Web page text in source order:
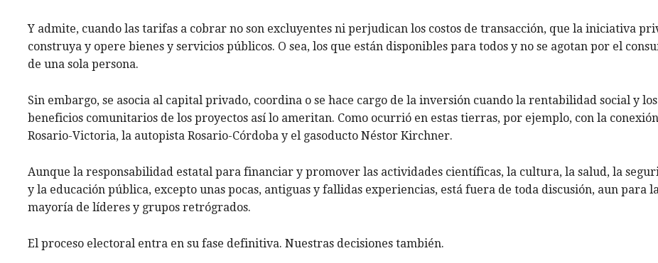
Y admite, cuando las tarifas a cobrar no son excluyentes ni perjudican los costos de transacción, que la iniciativa
construya y opere bienes y servicios públicos. O sea, los que están disponibles para todos y no se agotan por el
de una sola persona.
Sin embargo, se asocia al capital privado, coordina o se hace cargo de la inversión cuando la rentabilidad social y los
beneficios comunitarios de los proyectos así lo ameritan. Como ocurrió en estas tierras, por ejemplo, con la conexión
Rosario-Victoria, la autopista Rosario-Córdoba y el gasoducto Néstor Kirchner.
Aunque la responsabilidad estatal para financiar y promover las actividades científicas, la cultura, la salud, la
y la educación pública, excepto unas pocas, antiguas y fallidas experiencias, está fuera de toda discusión, aun para
mayoría de líderes y grupos retrógrados.
El proceso electoral entra en su fase definitiva. Nuestras decisiones también.